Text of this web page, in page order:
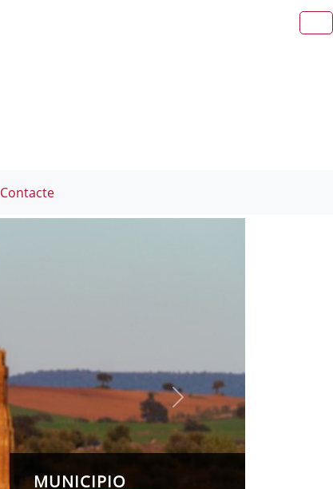
Contacte